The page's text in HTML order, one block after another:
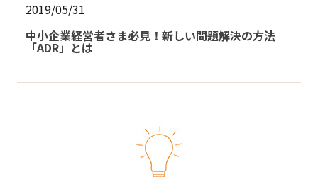
2019/05/31
中小企業経営者さま必見！新しい問題解決の方法
「ADR」とは